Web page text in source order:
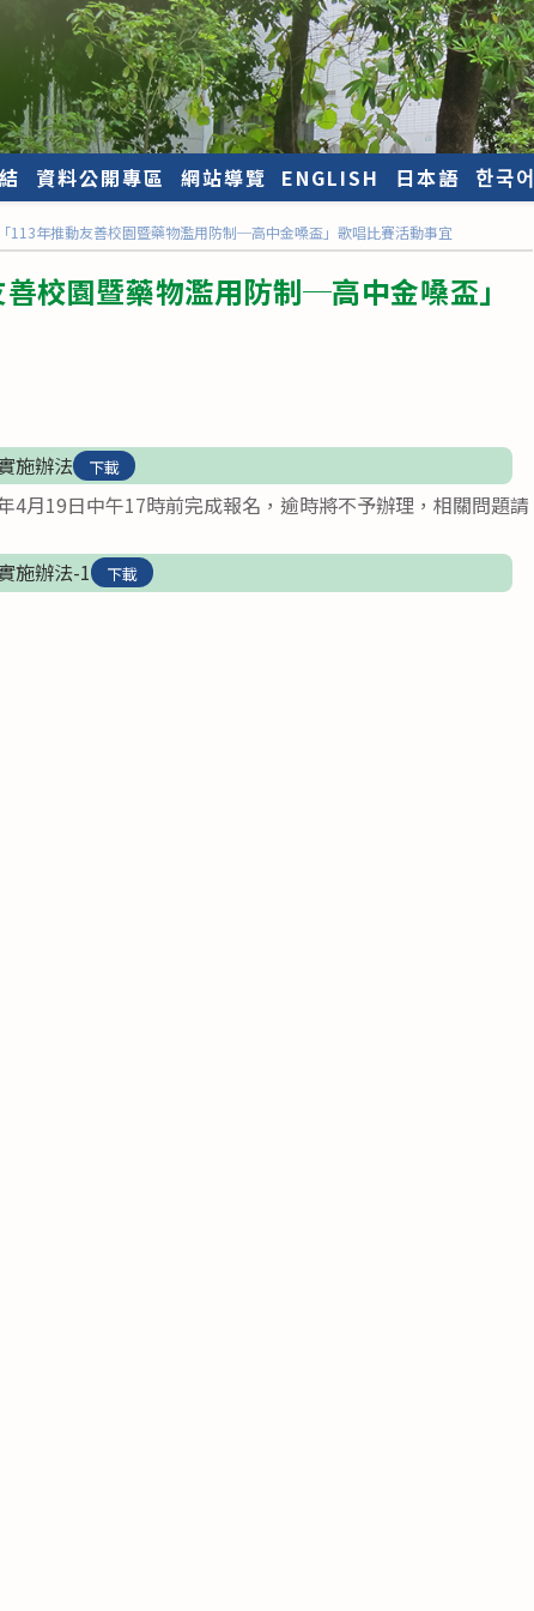
資料公開專區 網站導覽 ENGLISH 日本語 한국어
113年推動友善校園暨藥物濫用防制─高中金嗓盃」歌唱比賽活動事宜
校園暨藥物濫用防制─高中金嗓盃」
施辦法 下載
月19日中午17時前完成報名，逾時將不予辦理，相關問題請
施辦法-1
下載